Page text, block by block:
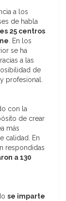
a los
de habla
25 centros
. En los
se ha
a las
de
profesional.
con la
de crear
más
calidad. En
respondidas
a 130
se imparte